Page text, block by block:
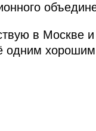
в Москве
одним